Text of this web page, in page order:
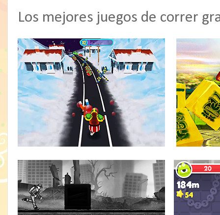
Los mejores juegos de correr